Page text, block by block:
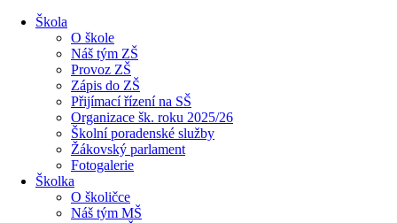
Škola
O škole
Náš tým ZŠ
Provoz ZŠ
Zápis do ZŠ
Přijímací řízení na SŠ
Organizace šk. roku 2025/26
Školní poradenské služby
Žákovský parlament
Fotogalerie
Školka
O školičce
Náš tým MŠ